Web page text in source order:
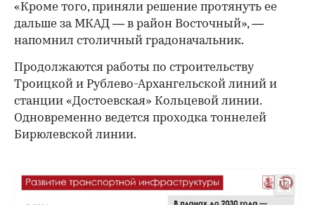
«Кроме того, приняли решение протянуть ее
дальше за МКАД — в район Восточный», —
напомнил столичный градоначальник.
Продолжаются работы по строительству
Троицкой и Рублево-Архангельской линий и
станции «Достоевская» Кольцевой линии.
Одновременно ведется проходка тоннелей
Бирюлевской линии.